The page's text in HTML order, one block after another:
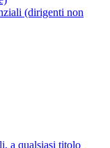
(dirigenti non
a qualsiasi titolo